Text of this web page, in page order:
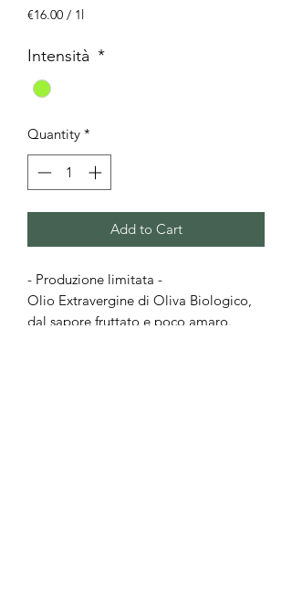
€16.00 / 1l
per
1
Liter
Intensità *
Quantity *
Add to Cart
- Produzione limitata -
Olio Extravergine di Oliva Biologico,
dal sapore fruttato e poco amaro.